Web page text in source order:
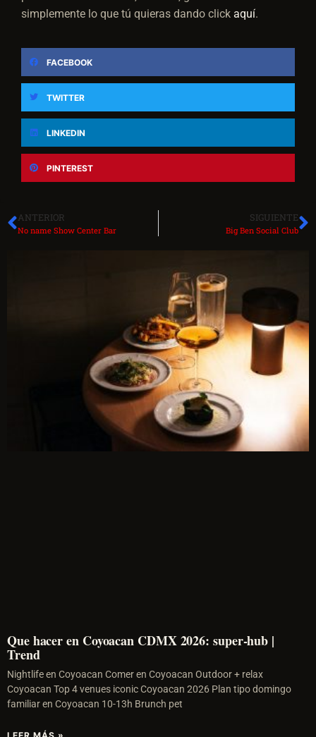
simplemente lo que tú quieras dando click aquí.
FACEBOOK
TWITTER
LINKEDIN
PINTEREST
ANTERIOR
No name Show Center Bar
SIGUIENTE
Big Ben Social Club
Que hacer en Coyoacan CDMX 2026: super-hub |
Trend
Nightlife en Coyoacan Comer en Coyoacan Outdoor + relax
Coyoacan Top 4 venues iconic Coyoacan 2026 Plan tipo domingo
familiar en Coyoacan 10-13h Brunch pet